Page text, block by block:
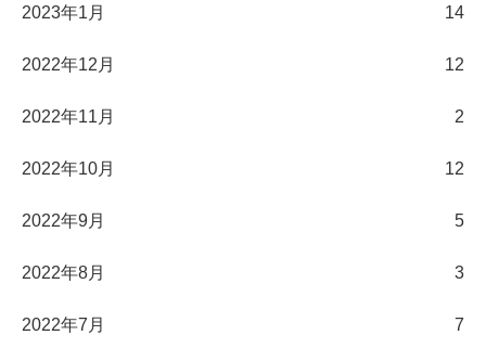
2023年1月 14
2022年12月 12
2022年11月 2
2022年10月 12
2022年9月 5
2022年8月 3
2022年7月 7